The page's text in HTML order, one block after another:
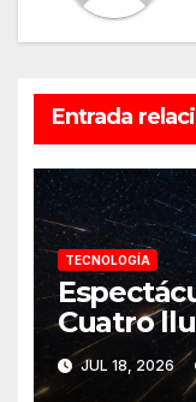
Entrada
TECNOLOGÍA
Cuatro
llegarán
al
JUL 18, 2026